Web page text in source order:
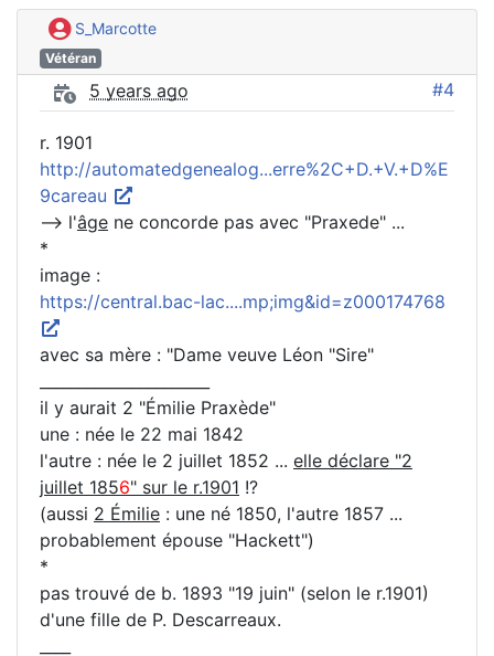
S_Marcotte
Vétéran
5 years ago #4
r. 1901
http://automatedgenealog...erre%2C+D.+V.+D%E
9careau
--> l'âge ne concorde pas avec "Praxede" ...
*
image :
https://central.bac-lac....mp;img&id=z000174768
avec sa mère : "Dame veuve Léon "Sire"
il y aurait 2 "Émilie Praxède"
une : née le 22 mai 1842
l'autre : née le 2 juillet 1852 ... elle déclare "2
juillet 1856" sur le r.1901 !?
(aussi 2 Émilie : une né 1850, l'autre 1857 ...
probablement épouse "Hackett")
*
pas trouvé de b. 1893 "19 juin" (selon le r.1901)
d'une fille de P. Descarreaux.